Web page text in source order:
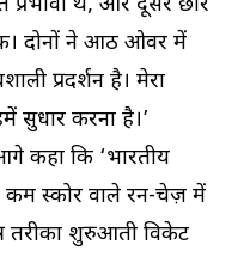
दोनों ने आठ ओवर में
प्रदर्शन है। मेरा
सुधार करना है।’
कहा कि ‘भारतीय
कम स्कोर वाले रन-चेज़ में
तरीका शुरुआती विकेट